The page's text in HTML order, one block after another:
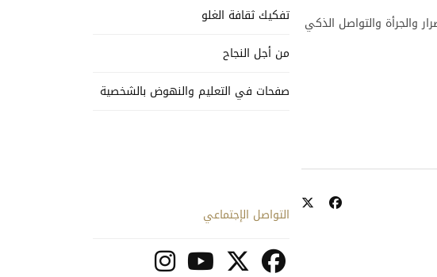
والجرأة والتواصل الذكي
تفكيك ثقافة الغلو
من أجل النجاح
صفحات في التعليم والنهوض بالشخصية
التواصل الإجتماعي